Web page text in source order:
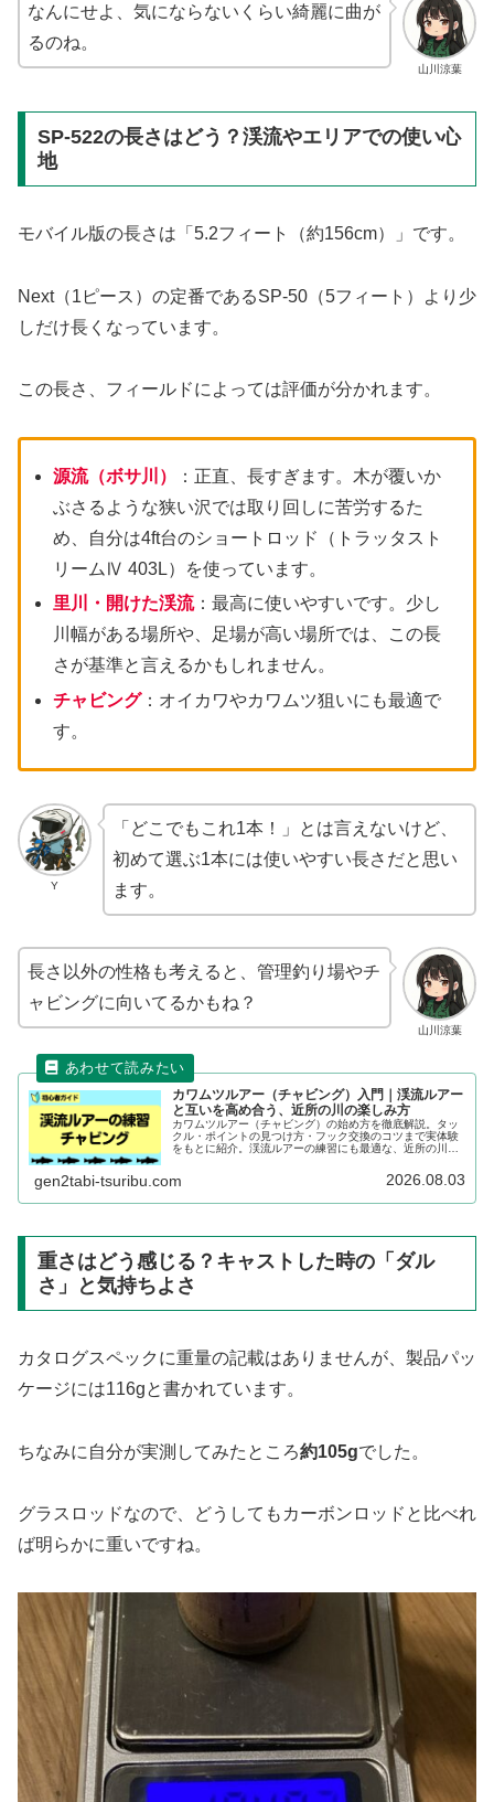
山川涼葉
なんにせよ、気にならないくらい綺麗に曲が
るのね。
SP-522の長さはどう？渓流やエリアでの使い心
地
モバイル版の長さは「5.2フィート（約156cm）」です。
Next（1ピース）の定番であるSP-50（5フィート）より少
しだけ長くなっています。
この長さ、フィールドによっては評価が分かれます。
源流（ボサ川）
：正直、長すぎます。木が覆いか
ぶさるような狭い沢では取り回しに苦労するた
め、自分は4ft台のショートロッド（トラッタスト
リームⅣ 403L）を使っています。
里川・開けた渓流：最高に使いやすいです。少し
川幅がある場所や、足場が高い場所では、この長
さが基準と言えるかもしれません。
チャビング：オイカワやカワムツ狙いにも最適で
す。
Y
「どこでもこれ1本！」とは言えないけど、
初めて選ぶ1本には使いやすい長さだと思い
ます。
山川涼葉
長さ以外の性格も考えると、管理釣り場やチ
ャビングに向いてるかもね？
カワムツルアー（チャビング）入門｜渓流ルアー
と互いを高め合う、近所の川の楽しみ方
カワムツルアー（チャビング）の始め方を徹底解説。タッ
クル・ポイントの見つけ方・フック交換のコツまで実体験
をもとに紹介。渓流ルアーの練習にも最適な、近所の川の
gen2tabi-tsuribu.com 2026.08.03
重さはどう感じる？キャストした時の「ダル
さ」と気持ちよさ
カタログスペックに重量の記載はありませんが、製品パッ
ケージには116gと書かれています。
ちなみに自分が実測してみたところ約105gでした。
グラスロッドなので、どうしてもカーボンロッドと比べれ
ば明らかに重いですね。